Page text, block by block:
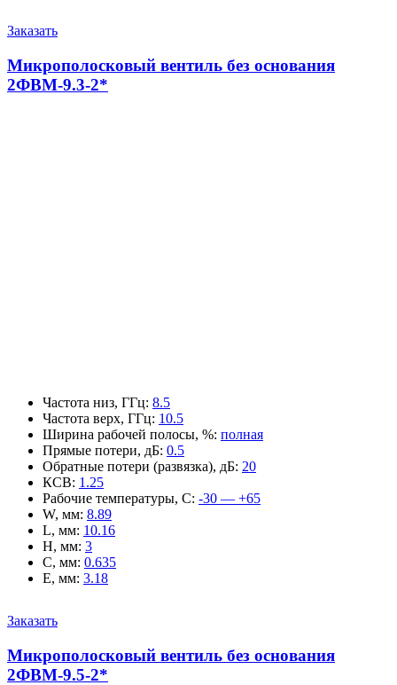
Заказать
Микрополосковый вентиль без основания
2ФВМ-9.3-2*
Частота низ, ГГц: 8.5
Частота верх, ГГц: 10.5
Ширина рабочей полосы, %: полная
Прямые потери, дБ: 0.5
Обратные потери (развязка), дБ: 20
КСВ: 1.25
Рабочие температуры, С: -30 — +65
W, мм: 8.89
L, мм: 10.16
H, мм: 3
C, мм: 0.635
E, мм: 3.18
Заказать
Микрополосковый вентиль без основания
2ФВМ-9.5-2*